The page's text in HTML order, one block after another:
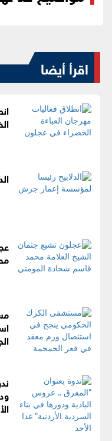
اقرأ أيضا